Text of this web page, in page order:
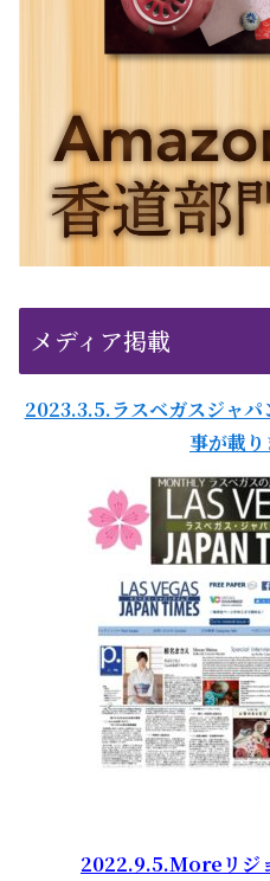
メディア掲載
2023.3.5.ラスベガスジャパ
事が載り
2022.9.5.Moreリジ